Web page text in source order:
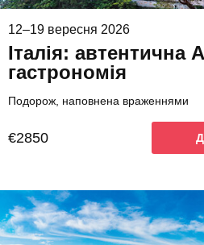
12–19 вересня 2026
Італія: автентична
гастрономія
Подорож, наповнена враженнями
€2850